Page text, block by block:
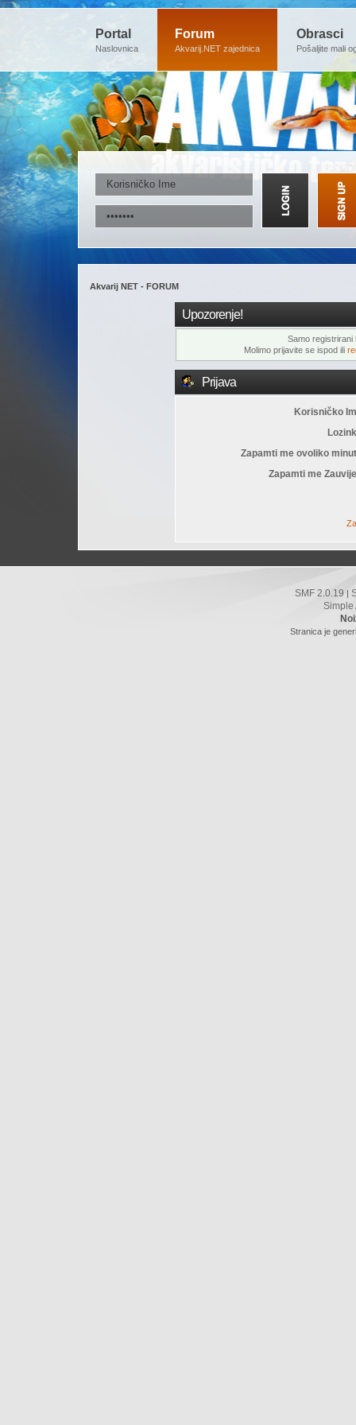
Portal
Naslovnica
Forum
Akvarij.NET zajednica
Obrasci
Pošaljite mali
Akvarij NET - FORUM
Upozorenje!
Samo registrirani
Molimo prijavite se ispod ili
Prijava
Korisničko
Zapamti me ovoliko
Zapamti me
SMF 2.0.19
Simple
Stranica je